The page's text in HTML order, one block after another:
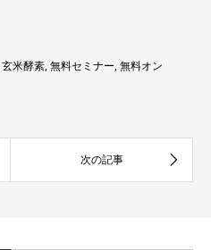
玄米酵素,無料セミナー,無料オン